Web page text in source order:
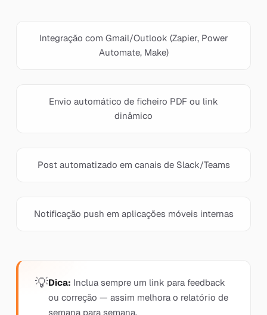
Integração com Gmail/Outlook (Zapier, Power
Automate, Make)
Envio automático de ficheiro PDF ou link
dinâmico
Post automatizado em canais de Slack/Teams
Notificação push em aplicações móveis internas
Dica: Inclua sempre um link para feedback
ou correção — assim melhora o relatório de
semana para semana.